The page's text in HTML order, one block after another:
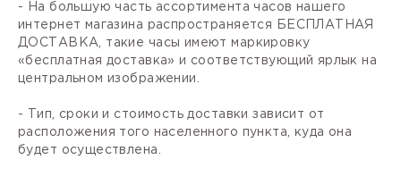
- На большую часть ассортимента часов нашего
интернет магазина распространяется БЕСПЛАТНАЯ
ДОСТАВКА, такие часы имеют маркировку
«бесплатная доставка» и соответствующий ярлык на
центральном изображении.
- Тип, сроки и стоимость доставки зависит от
расположения того населенного пункта, куда она
будет осуществлена.